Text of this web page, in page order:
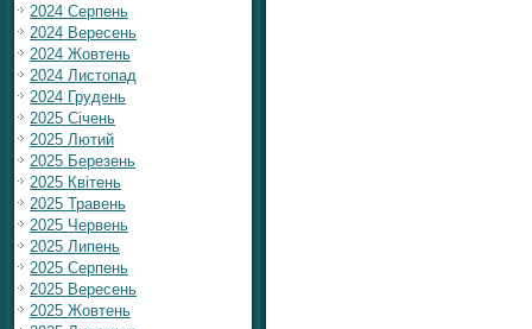
2024 Серпень
2024 Вересень
2024 Жовтень
2024 Листопад
2024 Грудень
2025 Січень
2025 Лютий
2025 Березень
2025 Квітень
2025 Травень
2025 Червень
2025 Липень
2025 Серпень
2025 Вересень
2025 Жовтень